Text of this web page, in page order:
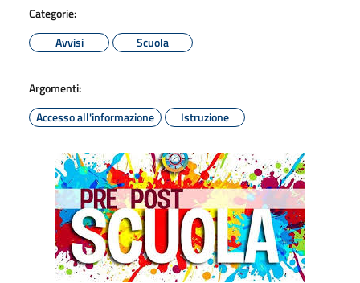
Categorie:
Avvisi
Scuola
Argomenti:
Accesso all'informazione
Istruzione